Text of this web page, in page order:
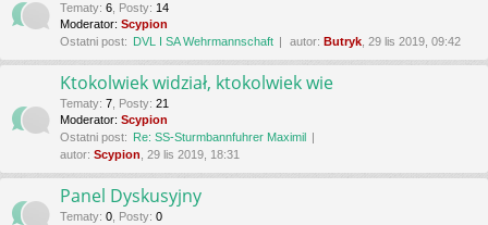
Tematy: 6 Posty: 14
Moderator: Scypion
Ostatni post: DVL I SA Wehrmannschaft autor: Butryk , 29 lis 2019, 09:42
Ktokolwiek widział, ktokolwiek wie
Tematy: 7 Posty: 21
Moderator: Scypion
Ostatni post: Re: SS-Sturmbannfuhrer Maximil
autor: Scypion , 29 lis 2019, 18:31
Panel Dyskusyjny
Tematy: 0 Posty: 0